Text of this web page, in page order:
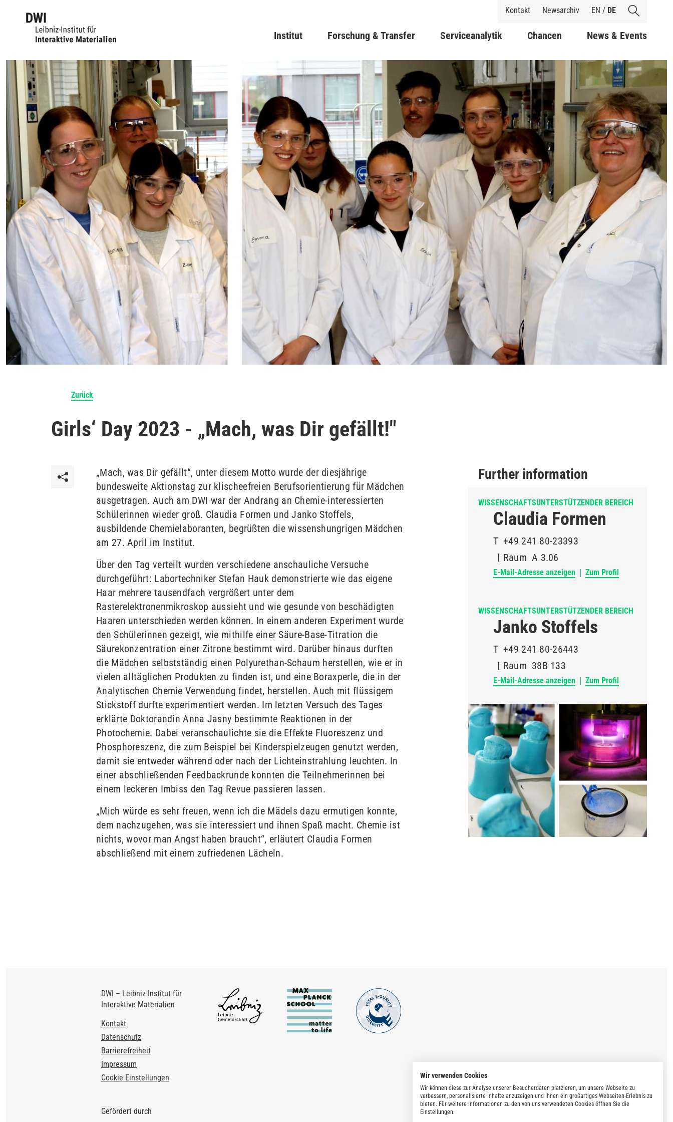
Inhalt
Shortcuts
Kontakt Newsarchiv EN / DE
Main navigation
Institut Forschung & Transfer Serviceanalytik Chancen News & Events
Zurück
Girls‘ Day 2023 - „Mach, was Dir gefällt!"
„Mach, was Dir gefällt“, unter diesem Motto wurde der diesjährige
bundesweite Aktionstag zur klischeefreien Berufsorientierung für Mädchen
ausgetragen. Auch am DWI war der Andrang an Chemie-interessierten
Schülerinnen wieder groß. Claudia Formen und Janko Stoffels,
ausbildende Chemielaboranten, begrüßten die wissenshungrigen Mädchen
am 27. April im Institut.
Über den Tag verteilt wurden verschiedene anschauliche Versuche
durchgeführt: Labortechniker Stefan Hauk demonstrierte wie das eigene
Haar mehrere tausendfach vergrößert unter dem
Rasterelektronenmikroskop aussieht und wie gesunde von beschädigten
Haaren unterschieden werden können. In einem anderen Experiment wurde
den Schülerinnen gezeigt, wie mithilfe einer Säure-Base-Titration die
Säurekonzentration einer Zitrone bestimmt wird. Darüber hinaus durften
die Mädchen selbstständig einen Polyurethan-Schaum herstellen, wie er in
vielen alltäglichen Produkten zu finden ist, und eine Boraxperle, die in der
Analytischen Chemie Verwendung findet, herstellen. Auch mit flüssigem
Stickstoff durfte experimentiert werden. Im letzten Versuch des Tages
erklärte Doktorandin Anna Jasny bestimmte Reaktionen in der
Photochemie. Dabei veranschaulichte sie die Effekte Fluoreszenz und
Phosphoreszenz, die zum Beispiel bei Kinderspielzeugen genutzt werden,
damit sie entweder während oder nach der Lichteinstrahlung leuchten. In
einer abschließenden Feedbackrunde konnten die Teilnehmerinnen bei
einem leckeren Imbiss den Tag Revue passieren lassen.
„Mich würde es sehr freuen, wenn ich die Mädels dazu ermutigen konnte,
dem nachzugehen, was sie interessiert und ihnen Spaß macht. Chemie ist
nichts, wovor man Angst haben braucht“, erläutert Claudia Formen
abschließend mit einem zufriedenen Lächeln.
Further information
WISSENSCHAFTSUNTERSTÜTZENDER BEREICH
Claudia Formen
T +49 241 80-23393
Raum A 3.06
E-Mail-Adresse anzeigen Zum Profil
WISSENSCHAFTSUNTERSTÜTZENDER BEREICH
Janko Stoffels
T +49 241 80-26443
Raum 38B 133
E-Mail-Adresse anzeigen Zum Profil
DWI – Leibniz-Institut für
Interaktive Materialien
Footer
Kontakt
Datenschutz
Barrierefreiheit
Impressum
Cookie Einstellungen
Gefördert durch
Wir verwenden Cookies
Wir können diese zur Analyse unserer Besucherdaten platzieren, um unsere Webseite zu
verbessern, personalisierte Inhalte anzuzeigen und Ihnen ein großartiges Webseiten-Erlebnis zu
bieten. Für weitere Informationen zu den von uns verwendeten Cookies öffnen Sie die
Einstellungen.